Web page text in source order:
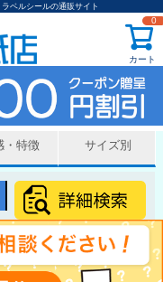
ベルシールの通販サイト
カート
0
・特徴 サイズ別